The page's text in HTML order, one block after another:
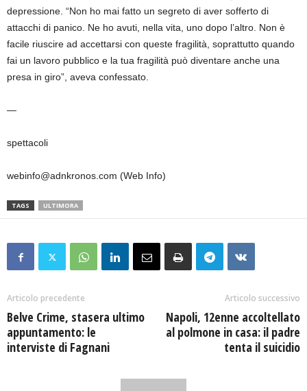
depressione. “Non ho mai fatto un segreto di aver sofferto di
attacchi di panico. Ne ho avuti, nella vita, uno dopo l’altro. Non è
facile riuscire ad accettarsi con queste fragilità, soprattutto quando
fai un lavoro pubblico e la tua fragilità può diventare anche una
presa in giro”, aveva confessato.
—
spettacoli
webinfo@adnkronos.com (Web Info)
TAGS ULTIMORA
Articolo precedente
Belve Crime, stasera ultimo
appuntamento: le
interviste di Fagnani
Articolo successivo
Napoli, 12enne accoltellato
al polmone in casa: il padre
tenta il suicidio